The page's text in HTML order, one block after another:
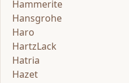
Hammerite
Hansgrohe
Haro
HartzLack
Hatria
Hazet